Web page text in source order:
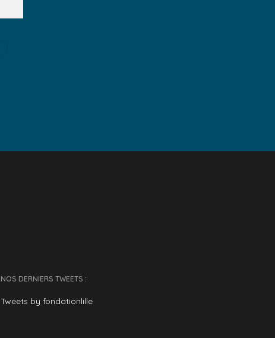
NOS DERNIERS TWEETS :
Tweets by fondationlille